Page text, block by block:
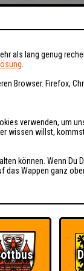
als lang genug
Browser. Firefox,
verwenden, um
wissen willst,
können. Wenn Du
das Wappen ganz